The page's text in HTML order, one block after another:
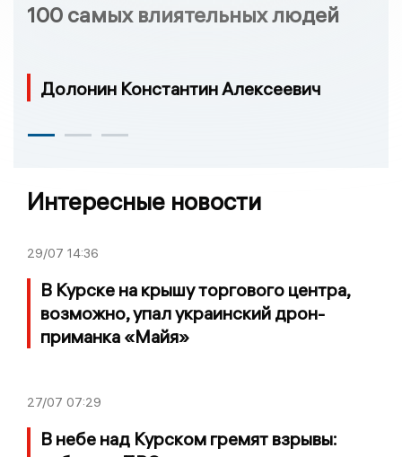
100 самых влиятельных людей
Долонин Константин Алексеевич
Интересные новости
29/07 14:36
В Курске на крышу торгового центра,
возможно, упал украинский дрон-
приманка «Майя»
27/07 07:29
В небе над Курском гремят взрывы: